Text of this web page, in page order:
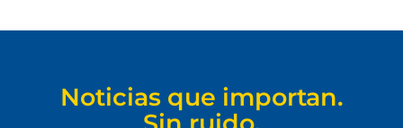
Noticias que importan.